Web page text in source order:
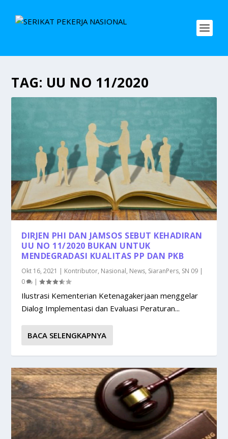
TAG: UU NO 11/2020
DIRJEN PHI DAN JAMSOS SEBUT KEHADIRAN
UU NO 11/2020 BUKAN UNTUK
MENDEGRADASI KUALITAS PP DAN PKB
Okt 16, 2021 | Kontributor, Nasional, News, SiaranPers, SN 09 |
0
|
Ilustrasi Kementerian Ketenagakerjaan menggelar
Dialog Implementasi dan Evaluasi Peraturan...
BACA SELENGKAPNYA